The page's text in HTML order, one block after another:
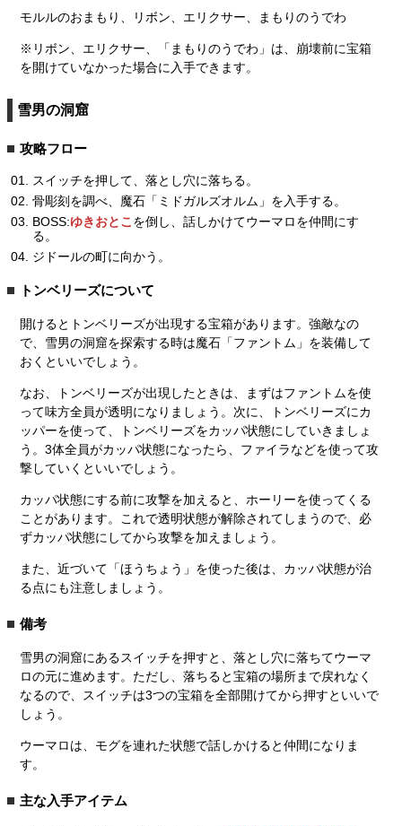
モルルのおまもり、リボン、エリクサー、まもりのうでわ
※リボン、エリクサー、「まもりのうでわ」は、崩壊前に宝箱
を開けていなかった場合に入手できます。
雪男の洞窟
攻略フロー
スイッチを押して、落とし穴に落ちる。
骨彫刻を調べ、魔石「ミドガルズオルム」を入手する。
BOSS:ゆきおとこ を倒し、話しかけてウーマロを仲間にす
る。
ジドールの町に向かう。
トンベリーズについて
開けるとトンベリーズが出現する宝箱があります。強敵なの
で、雪男の洞窟を探索する時は魔石「ファントム」を装備して
おくといいでしょう。
なお、トンベリーズが出現したときは、まずはファントムを使
って味方全員が透明になりましょう。次に、トンベリーズにカ
ッパーを使って、トンベリーズをカッパ状態にしていきましょ
う。3体全員がカッパ状態になったら、ファイラなどを使って攻
撃していくといいでしょう。
カッパ状態にする前に攻撃を加えると、ホーリーを使ってくる
ことがあります。これで透明状態が解除されてしまうので、必
ずカッパ状態にしてから攻撃を加えましょう。
また、近づいて「ほうちょう」を使った後は、カッパ状態が治
る点にも注意しましょう。
備考
雪男の洞窟にあるスイッチを押すと、落とし穴に落ちてウーマ
ロの元に進めます。ただし、落ちると宝箱の場所まで戻れなく
なるので、スイッチは3つの宝箱を全部開けてから押すといいで
しょう。
ウーマロは、モグを連れた状態で話しかけると仲間になりま
す。
主な入手アイテム